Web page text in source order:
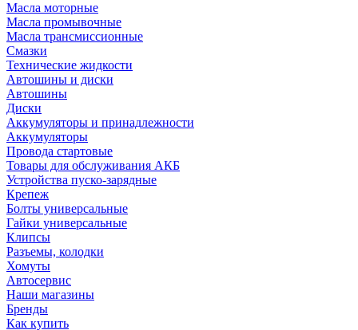
Масла моторные
Масла промывочные
Масла трансмиссионные
Смазки
Технические жидкости
Автошины и диски
Автошины
Диски
Аккумуляторы и принадлежности
Аккумуляторы
Провода стартовые
Товары для обслуживания АКБ
Устройства пуско-зарядные
Крепеж
Болты универсальные
Гайки универсальные
Клипсы
Разъемы, колодки
Хомуты
Автосервис
Наши магазины
Бренды
Как купить